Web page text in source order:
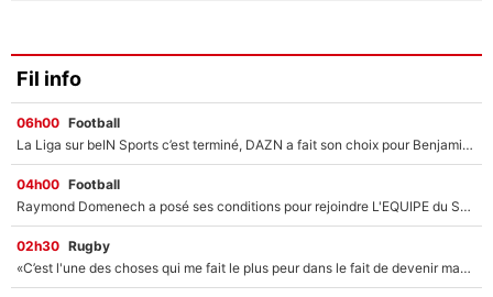
Fil info
06h00 Football
La Liga sur beIN Sports c’est terminé, DAZN a fait son choix pour Benjamin Da Silva et Omar Da Fonseca !
04h00 Football
Raymond Domenech a posé ses conditions pour rejoindre L'EQUIPE du Soir : Il refuse de faire l'émission avec un autre chroniqueur !
02h30 Rugby
«C’est l'une des choses qui me fait le plus peur dans le fait de devenir maman» : En couple avec Antoine Dupont, Iris Mittenaere s'inquiète déjà pour ses futurs enfants !